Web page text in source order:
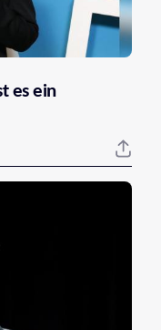
es ein